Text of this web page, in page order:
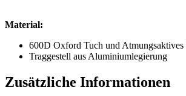
Material:
600D Oxford Tuch und Atmungsaktives
Traggestell aus Aluminiumlegierung
Zusätzliche Informationen